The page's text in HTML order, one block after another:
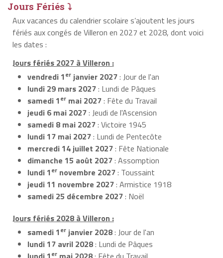
Jours Fériés ⤵
Aux vacances du calendrier scolaire s’ajoutent les jours
fériés aux congés de Villeron en 2027 et 2028, dont voici
les dates :
Jours fériés 2027 à Villeron :
vendredi 1er janvier 2027: Jour de l'an
lundi 29 mars 2027: Lundi de Pâques
samedi 1er mai 2027: Fête du Travail
jeudi 6 mai 2027: Jeudi de l'Ascension
samedi 8 mai 2027: Victoire 1945
lundi 17 mai 2027: Lundi de Pentecôte
mercredi 14 juillet 2027: Fête Nationale
dimanche 15 août 2027: Assomption
lundi 1er novembre 2027: Toussaint
jeudi 11 novembre 2027: Armistice 1918
samedi 25 décembre 2027: Noël
Jours fériés 2028 à Villeron :
samedi 1er janvier 2028: Jour de l'an
lundi 17 avril 2028: Lundi de Pâques
er